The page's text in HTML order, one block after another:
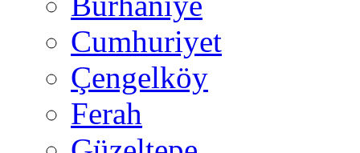
Cumhuriyet
Çengelköy
Ferah